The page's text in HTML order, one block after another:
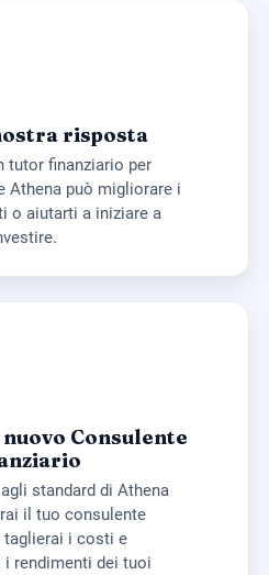
risposta
tutor finanziario per
Athena può migliorare i
o aiutarti a iniziare a
Consulente
standard di Athena
il tuo consulente
taglierai i costi e
i rendimenti dei tuoi